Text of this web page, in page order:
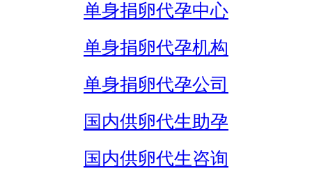
单身捐卵代孕中心
单身捐卵代孕机构
单身捐卵代孕公司
国内供卵代生助孕
国内供卵代生咨询